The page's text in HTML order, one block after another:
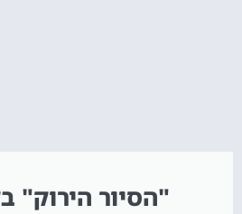
"הסיור הירוק"